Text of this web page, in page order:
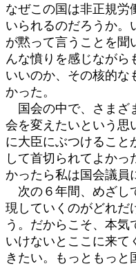
なぜこの国は非正規労
いられるのだろうか。
が黙って言うことを聞
んな憤りを感じながら
いいのか、その核的な
かった。
国会の中で、さまざ
会を変えたいという思
に大臣にぶつけること
して首切られてよか
かったら私は国会議員
次の６年間、めざし
現していくのがどれだ
う。だからこそ、本気
いけないとここに来て
きたい。もっともっと